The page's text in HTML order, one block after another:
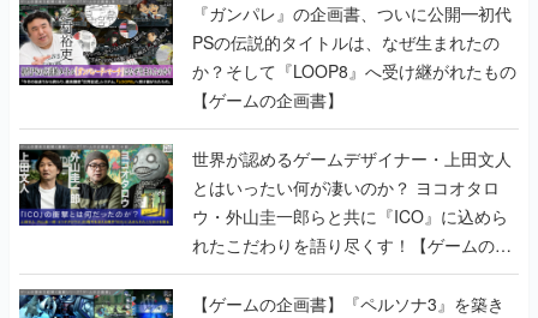
『ガンパレ』の企画書、ついに公開━初代
PSの伝説的タイトルは、なぜ生まれたの
か？そして『LOOP8』へ受け継がれたもの
【ゲームの企画書】
世界が認めるゲームデザイナー・上田文人
とはいったい何が凄いのか？ ヨコオタロ
ウ・外山圭一郎らと共に『ICO』に込めら
れたこだわりを語り尽くす！【ゲームの企
画書】
【ゲームの企画書】『ペルソナ3』を築き